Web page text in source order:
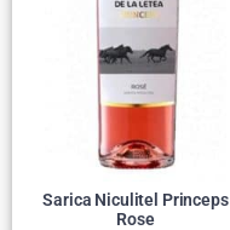
Sarica Niculitel Princeps
Rose